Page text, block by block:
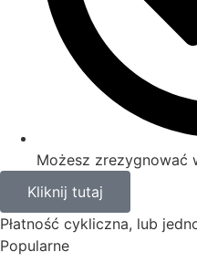
Możesz zrezygnować
Kliknij tutaj
Płatność cykliczna, lub
Popularne